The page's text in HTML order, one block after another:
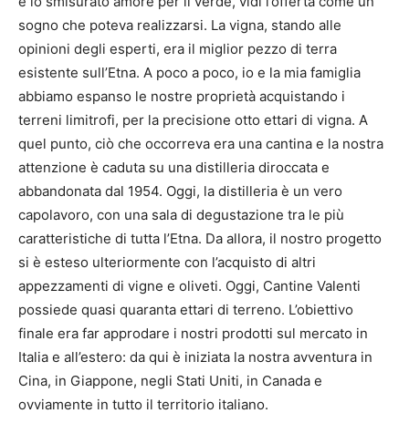
sogno che poteva realizzarsi. La vigna, stando alle
opinioni degli esperti, era il miglior pezzo di terra
esistente sull’Etna. A poco a poco, io e la mia famiglia
abbiamo espanso le nostre proprietà acquistando i
terreni limitrofi, per la precisione otto ettari di vigna. A
quel punto, ciò che occorreva era una cantina e la nostra
attenzione è caduta su una distilleria diroccata e
abbandonata dal 1954. Oggi, la distilleria è un vero
capolavoro, con una sala di degustazione tra le più
caratteristiche di tutta l’Etna. Da allora, il nostro progetto
si è esteso ulteriormente con l’acquisto di altri
appezzamenti di vigne e oliveti. Oggi, Cantine Valenti
possiede quasi quaranta ettari di terreno. L’obiettivo
finale era far approdare i nostri prodotti sul mercato in
Italia e all’estero: da qui è iniziata la nostra avventura in
Cina, in Giappone, negli Stati Uniti, in Canada e
ovviamente in tutto il territorio italiano.